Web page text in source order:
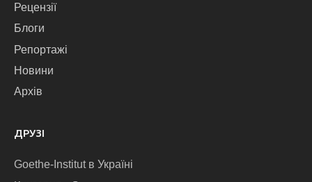
Рецензії
Блоги
Репортажі
Новини
Архів
ДРУЗІ
Goethe-Institut в Україні